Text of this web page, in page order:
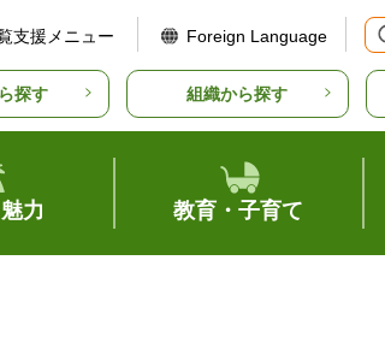
支援メニュー Foreign Language
探す 組織から探す
力 教育・子育て